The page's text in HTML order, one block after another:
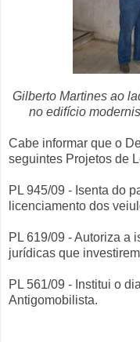
Gilberto Martines ao
no edifício
Cabe informar que o
seguintes Projetos de
PL 945/09 - Isenta do
licenciamento dos
PL 619/09 - Autoriza a
jurídicas que
PL 561/09 - Institui o
Antigomobilista.